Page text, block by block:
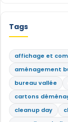
Tags
affichage et
aménagement
bureau vallée
cartons
cleanup day